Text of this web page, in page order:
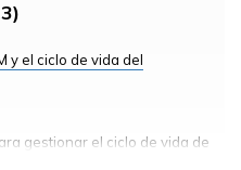
y el ciclo de vida del
gestionar el ciclo de vida de